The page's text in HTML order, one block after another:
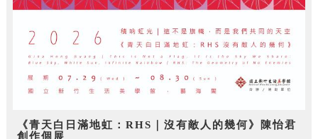
《青天白日滿地虹：RHS｜沒有敵人的幾何》陳怡君
創作個展